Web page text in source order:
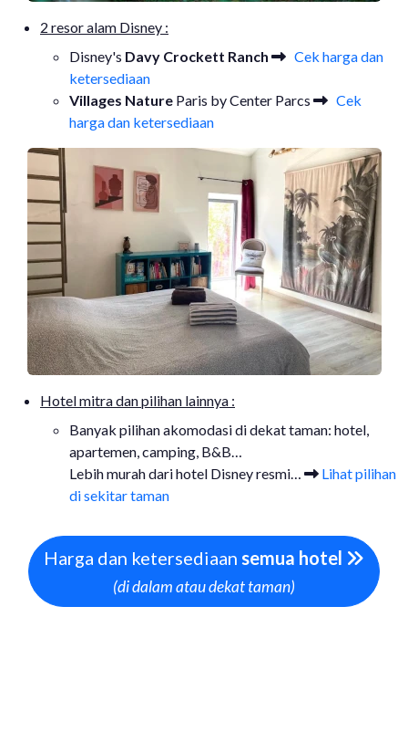
2 resor alam Disney :
Disney's Davy Crockett Ranch
Cek harga dan
ketersediaan
Villages Nature Paris by Center Parcs
Cek
harga dan ketersediaan
Hotel mitra dan pilihan lainnya :
Banyak pilihan akomodasi di dekat taman: hotel,
apartemen, camping, B&B…
Lebih murah dari hotel Disney resmi…
Lihat pilihan
di sekitar taman
Harga dan ketersediaan semua hotel
(di dalam atau dekat taman)